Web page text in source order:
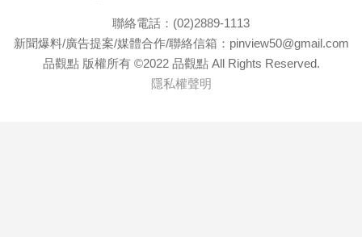
區
聯絡電話：(02)2889-1113
新聞爆料/廣告提案/媒體合作/聯絡信箱：pinview50@gmail.com
品觀點 版權所有 ©2022 品觀點 All Rights Reserved.
隱私權聲明